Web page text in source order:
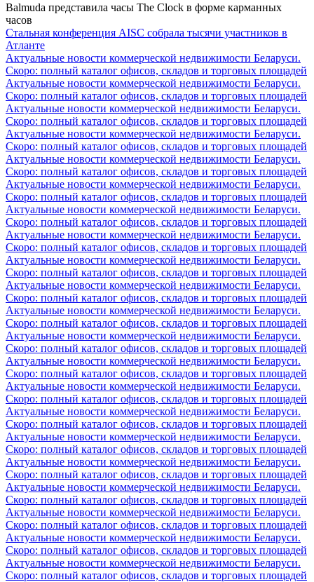
Balmuda представила часы The Clock в форме карманных
часов
Стальная конференция AISC собрала тысячи участников в
Атланте
Актуальные новости коммерческой недвижимости Беларуси.
Скоро: полный каталог офисов, складов и торговых площадей
Актуальные новости коммерческой недвижимости Беларуси.
Скоро: полный каталог офисов, складов и торговых площадей
Актуальные новости коммерческой недвижимости Беларуси.
Скоро: полный каталог офисов, складов и торговых площадей
Актуальные новости коммерческой недвижимости Беларуси.
Скоро: полный каталог офисов, складов и торговых площадей
Актуальные новости коммерческой недвижимости Беларуси.
Скоро: полный каталог офисов, складов и торговых площадей
Актуальные новости коммерческой недвижимости Беларуси.
Скоро: полный каталог офисов, складов и торговых площадей
Актуальные новости коммерческой недвижимости Беларуси.
Скоро: полный каталог офисов, складов и торговых площадей
Актуальные новости коммерческой недвижимости Беларуси.
Скоро: полный каталог офисов, складов и торговых площадей
Актуальные новости коммерческой недвижимости Беларуси.
Скоро: полный каталог офисов, складов и торговых площадей
Актуальные новости коммерческой недвижимости Беларуси.
Скоро: полный каталог офисов, складов и торговых площадей
Актуальные новости коммерческой недвижимости Беларуси.
Скоро: полный каталог офисов, складов и торговых площадей
Актуальные новости коммерческой недвижимости Беларуси.
Скоро: полный каталог офисов, складов и торговых площадей
Актуальные новости коммерческой недвижимости Беларуси.
Скоро: полный каталог офисов, складов и торговых площадей
Актуальные новости коммерческой недвижимости Беларуси.
Скоро: полный каталог офисов, складов и торговых площадей
Актуальные новости коммерческой недвижимости Беларуси.
Скоро: полный каталог офисов, складов и торговых площадей
Актуальные новости коммерческой недвижимости Беларуси.
Скоро: полный каталог офисов, складов и торговых площадей
Актуальные новости коммерческой недвижимости Беларуси.
Скоро: полный каталог офисов, складов и торговых площадей
Актуальные новости коммерческой недвижимости Беларуси.
Скоро: полный каталог офисов, складов и торговых площадей
Актуальные новости коммерческой недвижимости Беларуси.
Скоро: полный каталог офисов, складов и торговых площадей
Актуальные новости коммерческой недвижимости Беларуси.
Скоро: полный каталог офисов, складов и торговых площадей
Актуальные новости коммерческой недвижимости Беларуси.
Скоро: полный каталог офисов, складов и торговых площадей